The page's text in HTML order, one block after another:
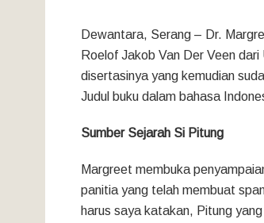
Dewantara, Serang – Dr.
Roelof Jakob Van Der Veen
disertasinya yang kemudian
Judul buku dalam bahasa
Sumber Sejarah Si Pitung
Margreet membuka
panitia yang telah membuat
harus saya katakan, Pitung